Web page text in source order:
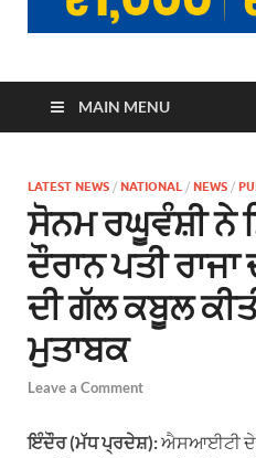
MAIN MENU
LATEST NEWS / NATIONAL / NEWS /
ਸੋਨਮ ਰਘੂਵੰਸ਼ੀ ਨੇ
ਦੌਰਾਨ ਪਤੀ
ਦੀ ਗੱਲ ਕਬੂਲ
ਮੁਤਾਬਕ
Leave a Comment
ਇੰਦੌਰ (ਮੱਧ ਪ੍ਰਦੇਸ਼):ਐਸਆਈਟੀ ਦੇ